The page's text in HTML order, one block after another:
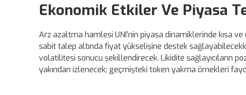
Ekonomik Etkiler Ve Piyasa
Arz azaltma hamlesi UNI’nin piyasa dinamiklerinde kısa
sabit talep altında fiyat yükselişine destek
volatilitesi sonucu şekillendirecek. Likidite sağlayıcıların
yakından izlenecek; geçmişteki token yakma örnekleri